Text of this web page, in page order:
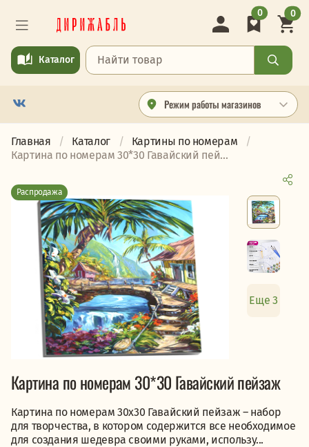
Режим работы магазинов
Каталог
0 0
Главная Каталог
Картины по номерам
Картина по номерам 30*30 Гавайский пей...
Распродажа
Еще 3
Картина по номерам 30*30 Гавайский пейзаж
Картина по номерам 30х30 Гавайский пейзаж – набор
для творчества, в котором содержится все необходимое
для создания шедевра своими руками, использу...